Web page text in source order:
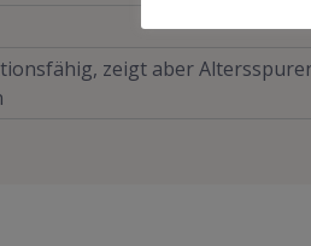
zeigt aber